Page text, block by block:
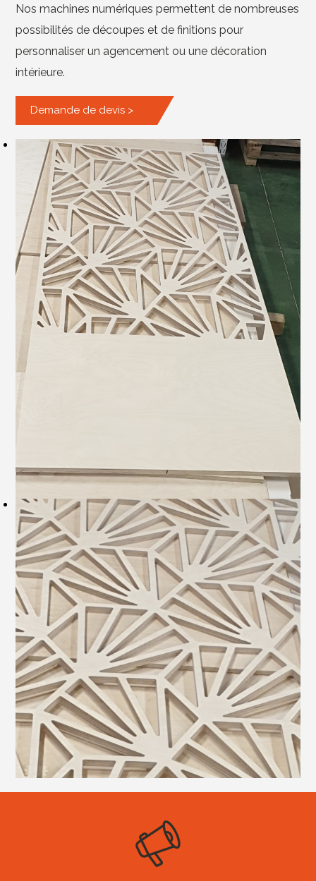
Nos machines numériques permettent de nombreuses
possibilités de découpes et de finitions pour
personnaliser un agencement ou une décoration
intérieure.
Demande de devis >